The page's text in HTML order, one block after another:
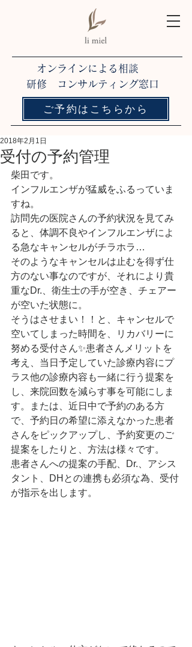
オンラインによる相談
研修 コンサルティング窓口
ご予約はこちらから
受付の予約管理
2018年2月1日
柴田です。
インフルエンザが猛威をふるっていま
すね。
訪問先の医院さんの予約状況を見てみ
ると、体調不良やインフルエンザによ
る急なキャンセルがチラホラ…
そのようなキャンセルは止むを得ず仕
方のない事なのですが、それにより貴
重なDr.、衛生士の手が空き、チェアー
が空いた状態に。
そうはさせまい！！と、キャンセルで
空いてしまった時間を、リカバリーに
努める受付さん✨患者さんメリットを
考え、当日予定していた診療内容にプ
ラス他の診療内容も一緒に行う提案を
し、来院回数を減らす事を可能にしま
す。または、近日中で予約のある方
で、予約日の希望に添えなかった患者
さんをピックアップし、予約変更のご
提案をしたりと、方法は様々です。
患者さんへの提案の手配、Dr.、アシス
タント、DHとの連携も必須な為、受付
が指示を出します。